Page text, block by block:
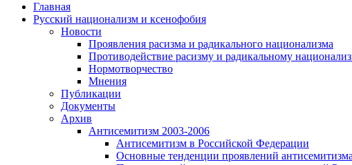
Главная
Русский национализм и ксенофобия
Новости
Проявления расизма и радикального национализма
Противодействие расизму и радикальному
Нормотворчество
Мнения
Публикации
Документы
Архив
Антисемитизм 2003-2006
Антисемитизм в Российской Федерации
Основные тенденции проявлений